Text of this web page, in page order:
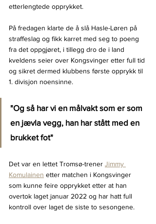
etterlengtede opprykket.
På fredagen klarte de å slå Hasle-Løren på
straffeslag og fikk karret med seg to poeng
fra det oppgjøret, i tillegg dro de i land
kveldens seier over Kongsvinger etter full tid
og sikret dermed klubbens første opprykk til
1. divisjon noensinne.
"Og så har vi en målvakt som er som
en jævla vegg, han har stått med en
brukket fot"
Det var en lettet Tromsø-trener Jimmy
Komulainen etter matchen i Kongsvinger
som kunne feire opprykket etter at han
overtok laget januar 2022 og har hatt full
kontroll over laget de siste to sesongene.